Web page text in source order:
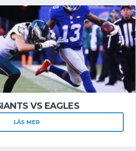
VS EAGLES
LÄS MER